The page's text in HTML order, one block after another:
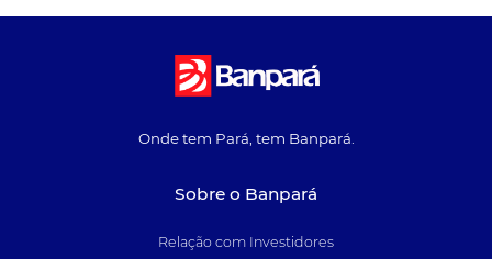
Onde tem Pará, tem Banpará.
Sobre o Banpará
Relação com Investidores